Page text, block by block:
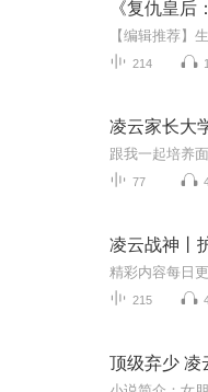
《复仇皇后
214
凌云家长大
跟我一起培养
77
凌云战神丨
215
顶级弃少 凌